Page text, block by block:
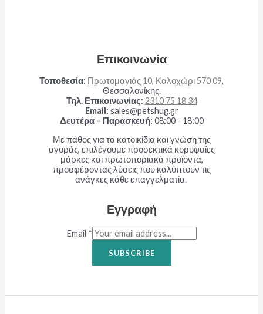
Επικοινωνία
Τοποθεσία: Πρωτομαγιάς 10, Καλοχώρι 570 09,
Θεσσαλονίκης.
Τηλ. Επικοινωνίας: 2310 75 18 34
Email: sales@petshug.gr
Δευτέρα – Παρασκευή: 08:00 - 18:00
Με πάθος για τα κατοικίδια και γνώση της
αγοράς, επιλέγουμε προσεκτικά κορυφαίες
μάρκες και πρωτοποριακά προϊόντα,
προσφέροντας λύσεις που καλύπτουν τις
ανάγκες κάθε επαγγελματία.
Εγγραφή
Email *
SUBSCRIBE